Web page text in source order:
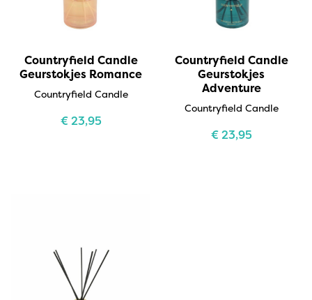
Countryfield Candle
Geurstokjes Romance
Countryfield Candle
€23,95
Countryfield Candle
Geurstokjes
Adventure
Countryfield Candle
€23,95